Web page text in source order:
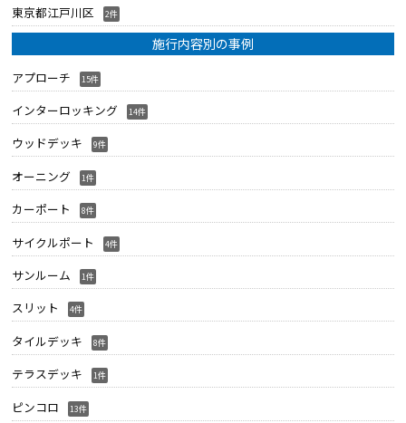
東京都江戸川区 2件
施行内容別の事例
アプローチ 15件
インターロッキング 14件
ウッドデッキ 9件
オーニング 1件
カーポート 8件
サイクルポート 4件
サンルーム 1件
スリット 4件
タイルデッキ 8件
テラスデッキ 1件
ピンコロ 13件